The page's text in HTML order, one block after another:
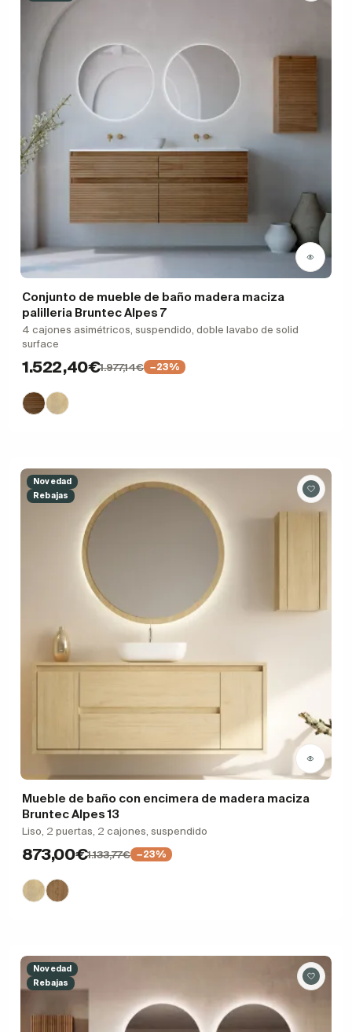
Conjunto de mueble de baño madera maciza
palilleria Bruntec Alpes 7
4 cajones asimétricos, suspendido, doble lavabo de solid
surface
1.522,40€1.977,14€ −23%
Novedad
Rebajas
Mueble de baño con encimera de madera maciza
Bruntec Alpes 13
Liso, 2 puertas, 2 cajones, suspendido
873,00€1.133,77€ −23%
Novedad
Rebajas